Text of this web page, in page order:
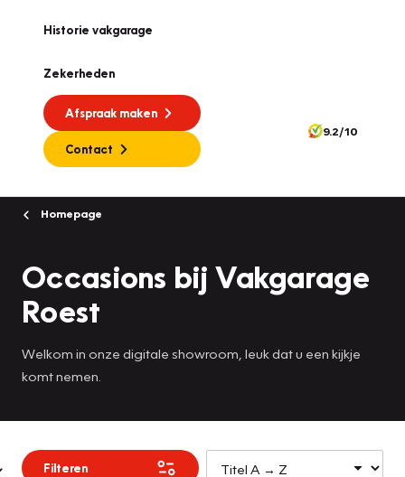
Historie vakgarage
Zekerheden
Afspraak maken
Contact
9.2/10
Homepage
Occasions bij Vakgarage
Roest
Welkom in onze digitale showroom, leuk dat u een kijkje
komt nemen.
Filteren